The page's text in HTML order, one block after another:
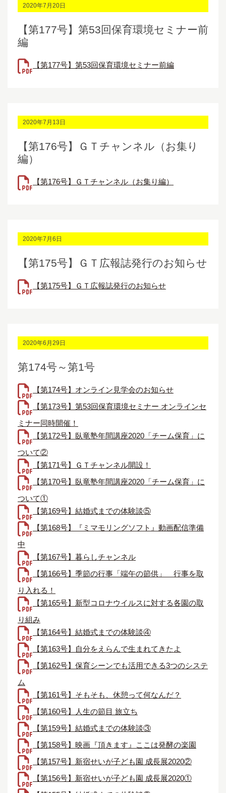
2020年7月20日
【第177号】第53回保育環境セミナー前
編
【第177号】第53回保育環境セミナー前編
2020年7月13日
【第176号】ＧＴチャンネル（お集り
編）
【第176号】ＧＴチャンネル（お集り編）
2020年7月6日
【第175号】ＧＴ広報誌発行のお知らせ
【第175号】ＧＴ広報誌発行のお知らせ
2020年6月29日
第174号～第1号
【第174号】オンライン見学会のお知らせ
【第173号】第53回保育環境セミナー オンラインセ
ミナー同時開催！
【第172号】臥竜塾年間講座2020「チーム保育」に
ついて②
【第171号】ＧＴチャンネル開設！
【第170号】臥竜塾年間講座2020「チーム保育」に
ついて①
【第169号】結婚式までの体験談⑤
【第168号】『ミマモリングソフト』動画配信準備
中
【第167号】暮らしチャンネル
【第166号】季節の行事「端午の節供」＿行事を取
り入れる！
【第165号】新型コロナウイルスに対する各園の取
り組み
【第164号】結婚式までの体験談④
【第163号】自分をえらんで生まれてきたよ
【第162号】保育シーンでも活用できる3つのシステ
ム
【第161号】そもそも、休憩って何なんだ？
【第160号】人生の節目 旅立ち
【第159号】結婚式までの体験談③
【第158号】映画『頂きます』ここは発酵の楽園
【第157号】新宿せいが子ども園 成長展2020②
【第156号】新宿せいが子ども園 成長展2020①